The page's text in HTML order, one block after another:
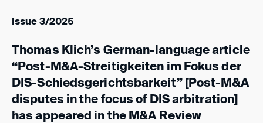
Issue 3/2025
Thomas Klich’s German-language article
“Post-M&A-Streitigkeiten im Fokus der
DIS-Schiedsgerichtsbarkeit” [Post-M&A
disputes in the focus of DIS arbitration]
has appeared in the M&A Review